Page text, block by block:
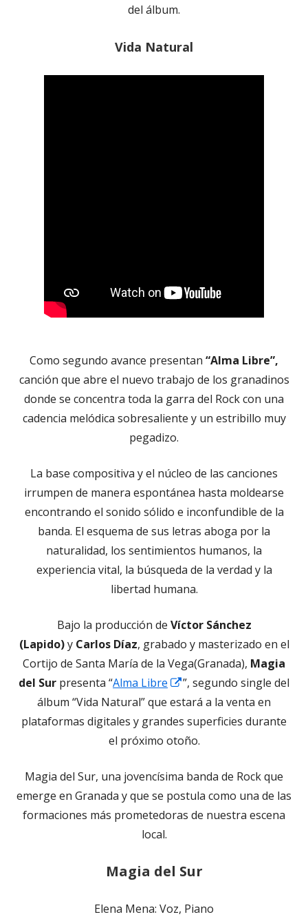
del álbum.
Vida Natural
Como segundo avance presentan “Alma Libre”,
canción que abre el nuevo trabajo de los granadinos
donde se concentra toda la garra del Rock con una
cadencia melódica sobresaliente y un estribillo muy
pegadizo.
La base compositiva y el núcleo de las canciones
irrumpen de manera espontánea hasta moldearse
encontrando el sonido sólido e inconfundible de la
banda. El esquema de sus letras aboga por la
naturalidad, los sentimientos humanos, la
experiencia vital, la búsqueda de la verdad y la
libertad humana.
Bajo la producción de Víctor Sánchez
(Lapido)y Carlos Díaz, grabado y masterizado en el
Cortijo de Santa María de la Vega(Granada), Magia
del Sur presenta “Alma Libre
Abrir
en
una
ventana
”, segundo single del
álbum “Vida Natural” que estará a la venta en
plataformas digitales y grandes superficies durante
el próximo otoño.
Magia del Sur, una jovencísima banda de Rock que
emerge en Granada y que se postula como una de las
formaciones más prometedoras de nuestra escena
local.
Magia del Sur
Elena Mena: Voz, Piano